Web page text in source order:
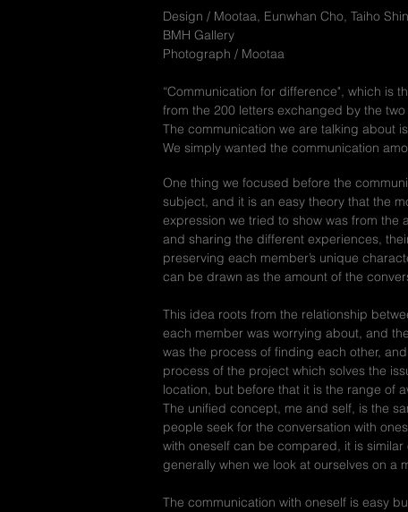
Design / Mootaa, Eunwhan Cho, Taiho Shin
BMH Gallery
Photograph / Mootaa
“Communication for difference", which is
from the 200 letters exchanged by the
The communication we are talking about
We simply wanted the communication
One thing we focused before the
subject, and it is an easy theory that the
expression we tried to show was from
and sharing the different experiences,
preserving each member’s unique
can be drawn as the amount of the
This idea roots from the relationship
each member was worrying about, and
was the process of finding each other,
process of the project which solves the
location, but before that it is the range of
The unified concept, me and self, is the
people seek for the conversation with
with oneself can be compared, it is
generally when we look at ourselves on a
The communication with oneself is easy